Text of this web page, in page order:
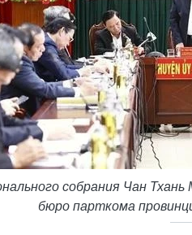
собрания Чан
бюро парткома